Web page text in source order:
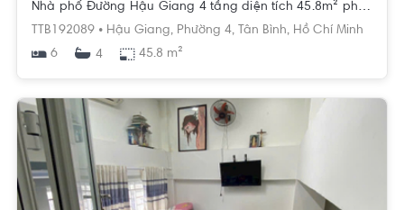
Nhà phố Đường Hậu Giang 4 tầng diện tích 45.8m² pháp lý sổ hồng
TTB192089 • Hậu Giang, Phường 4, Tân Bình, Hồ Chí Minh
6
4 45.8 m²